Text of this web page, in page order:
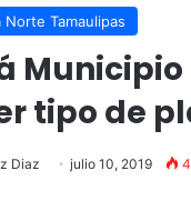
Norte Tamaulipas
Municipio
tipo de
Diaz julio 10, 2019